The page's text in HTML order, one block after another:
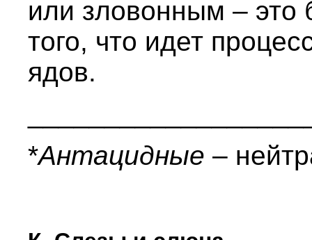
или зловонным – это
того, что идет
ядов.
*Антацидные –